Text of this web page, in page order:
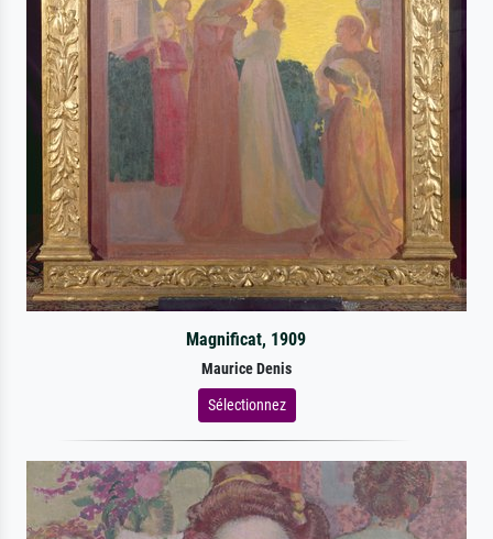
Magnificat, 1909
Maurice Denis
Sélectionnez